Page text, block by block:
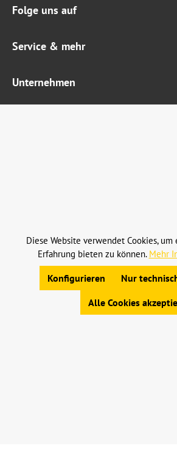
Folge uns auf
Service & mehr
Unternehmen
© 2023 Leinweber Landtechnik
Allgemeine
Widerrufsbelehrung
Diese Website verwendet Cookies,
Erfahrung bieten zu können. Mehr
Nur
Konfigurieren
Alle Cookies